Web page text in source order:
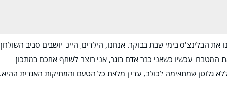
את הבלינצ'ס בימי שבת בבוקר. אנחנו, הילדים, היינו יושבים סביב השולחן
המטבח. עכשיו כשאני כבר אדם בוגר, אני רוצה לשתף אתכם במתכון
גלוטן שמתאימה לכולם, עדיין מלאת כל הטעם והמתיקות האגדית ההיא.